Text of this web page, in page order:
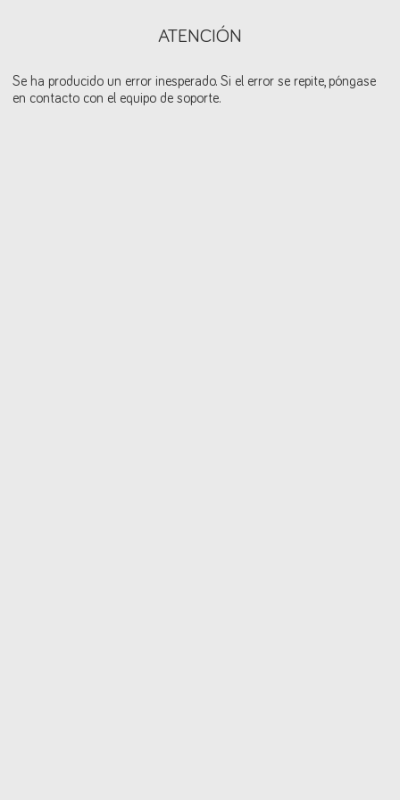
ATENCIÓN
Se ha producido un error inesperado. Si el error se repite, póngase
en contacto con el equipo de soporte.